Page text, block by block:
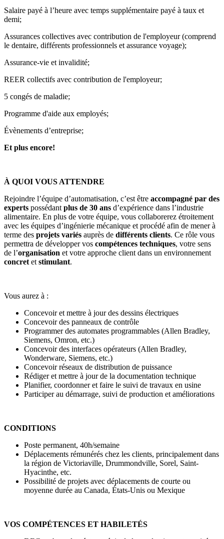
Salaire payé à l’heure avec temps supplémentaire payé à taux et
demi;
Assurances collectives avec contribution de l'employeur (comprend
le dentaire, différents professionnels et assurance voyage);
Assurance-vie et invalidité;
REER collectifs avec contribution de l'employeur;
5 congés de maladie;
Programme d'aide aux employés;
Évènements d’entreprise;
Et plus encore!
À QUOI VOUS ATTENDRE
Rejoindre l’équipe d’automatisation, c’est être accompagné par des
experts possédant plus de 30 ans d’expérience dans l’industrie
alimentaire. En plus de votre équipe, vous collaborerez étroitement
avec les équipes d’ingénierie mécanique et procédé afin de mener à
terme des projets variés auprès de différents clients. Ce rôle vous
permettra de développer vos compétences techniques, votre sens
de l’organisation et votre approche client dans un environnement
concret et stimulant.
Vous aurez à :
Concevoir et mettre à jour des dessins électriques
Concevoir des panneaux de contrôle
Programmer des automates programmables (Allen Bradley,
Siemens, Omron, etc.)
Concevoir des interfaces opérateurs (Allen Bradley,
Wonderware, Siemens, etc.)
Concevoir réseaux de distribution de puissance
Rédiger et mettre à jour de la documentation technique
Planifier, coordonner et faire le suivi de travaux en usine
Participer au démarrage, suivi de production et améliorations
CONDITIONS
Poste permanent, 40h/semaine
Déplacements rémunérés chez les clients, principalement dans
la région de Victoriaville, Drummondville, Sorel, Saint-
Hyacinthe, etc.
Possibilité de projets avec déplacements de courte ou
moyenne durée au Canada, États-Unis ou Mexique
VOS COMPÉTENCES ET HABILETÉS